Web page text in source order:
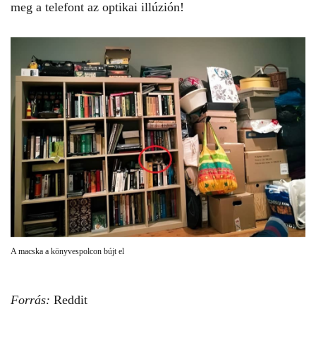
meg a telefont az optikai illúzión!
A macska a könyvespolcon bújt el
Forrás: Reddit